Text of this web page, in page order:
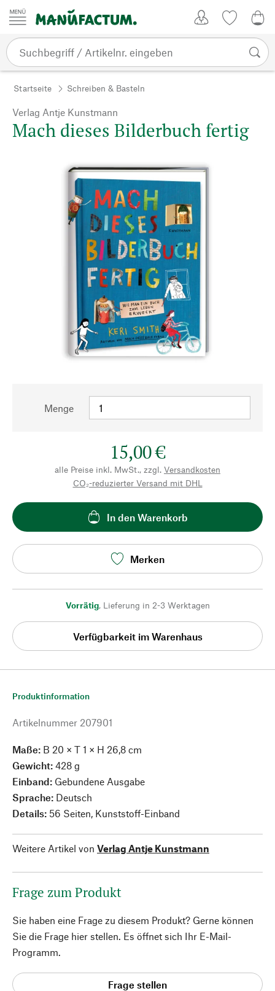
Zum Inhalt springen
Startseite Schreiben & Basteln
Verlag Antje Kunstmann
Mach dieses Bilderbuch fertig
Menge
15,00 €
alle Preise inkl. MwSt., zzgl. Versandkosten
CO₂-reduzierter Versand mit DHL
In den Warenkorb
Merken
Vorrätig, Lieferung in 2-3 Werktagen
Verfügbarkeit im Warenhaus
Produktinformation
Artikelnummer 207901
Maße: B 20 × T 1 × H 26,8 cm
Gewicht: 428 g
Einband: Gebundene Ausgabe
Sprache: Deutsch
Details: 56 Seiten, Kunststoff-Einband
Weitere Artikel von Verlag Antje Kunstmann
Frage zum Produkt
Sie haben eine Frage zu diesem Produkt? Gerne können
Sie die Frage hier stellen. Es öffnet sich Ihr E-Mail-
Programm.
Frage stellen